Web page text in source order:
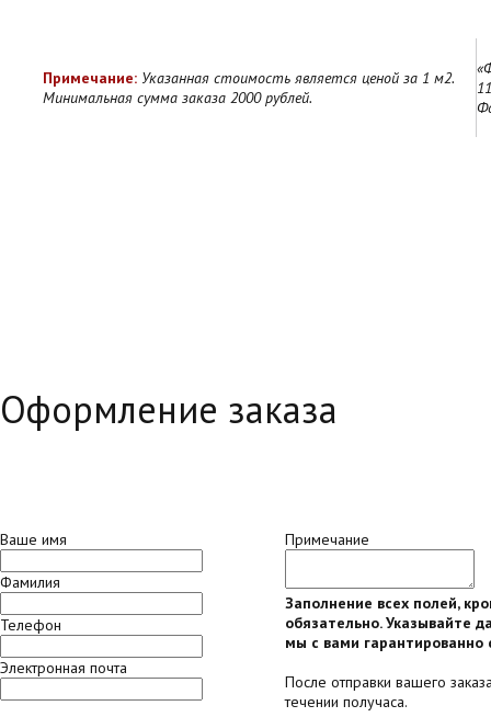
Примечание: Указанная стоимость является ценой за 1 м2.
Минимальная сумма заказа 2000 рублей.
Оформление заказа
Ваше имя
Фамилия
Телефон
Электронная почта
Примечание
Заполнение всех полей,
обязательно. Указывайте
мы с вами гарантированно
После отправки вашего
течении получаса.